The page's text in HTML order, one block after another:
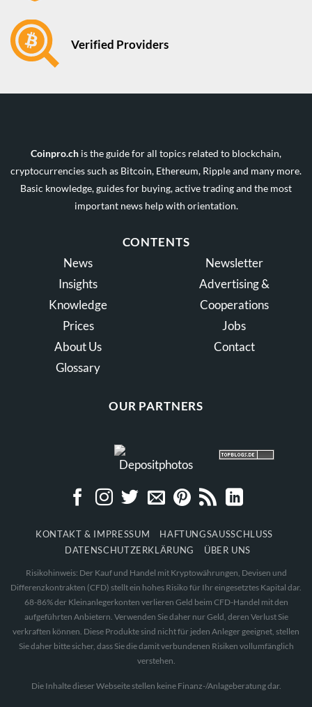
Verified Providers
Coinpro.ch is the guide for all topics related to blockchain,
cryptocurrencies such as Bitcoin, Ethereum, Ripple and many more.
Basic knowledge, guides for buying, active trading and the most
important news help with orientation.
CONTENTS
News
Insights
Knowledge
Prices
About Us
Glossary
Newsletter
Advertising &
Cooperations
Jobs
Contact
OUR PARTNERS
KONTAKT & IMPRESSUM
HAFTUNGSAUSSCHLUSS
DATENSCHUTZERKLÄRUNG
ÜBER UNS
Risikohinweis: Der Kauf und Handel mit Kryptowährungen, Devisen und
Differenzkontrakten (CFD) stellt ein hohes Risiko für Ihr eingesetztes Kapital dar.
68-86% der Kleinanlegerkonten verlieren Geld beim CFD-Handel mit den
aufgeführten Anbietern. Verwenden Sie daher nur Geld, deren Verlust Sie
verkraften können. Diese Produkte sind nicht für jeden Anleger geeignet, stellen
Sie daher bitte sicher, dass Sie die damit verbundenen Risiken vollumfänglich
verstehen.
Die Inhalte dieser Webseite stellen keine Finanz-/Anlageberatung dar.